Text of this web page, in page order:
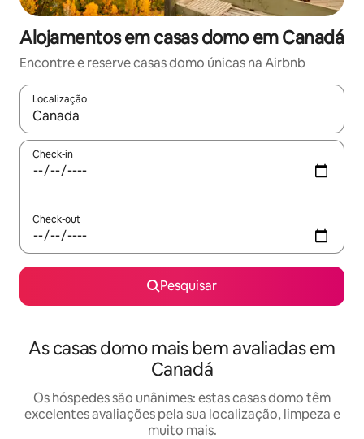
Alojamentos em casas domo em Canadá
Encontre e reserve casas domo únicas na Airbnb
Localização
Quando os resultados estiverem disponíveis, navegue com
Check-in
Check-out
Pesquisar
As casas domo mais bem avaliadas em
Canadá
Os hóspedes são unânimes: estas casas domo têm
excelentes avaliações pela sua localização, limpeza e
muito mais.